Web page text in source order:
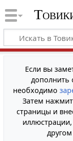
Если вы
дополнить
необходимо
Затем
страницы и